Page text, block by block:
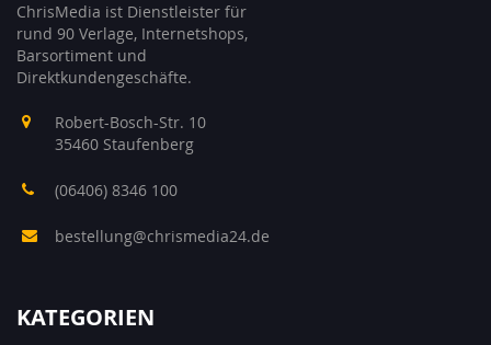
ChrisMedia ist Dienstleister für
rund 90 Verlage, Internetshops,
Barsortiment und
Direktkundengeschäfte.
Robert-Bosch-Str. 10
35460 Staufenberg
(06406) 8346 100
bestellung@chrismedia24.de
KATEGORIEN